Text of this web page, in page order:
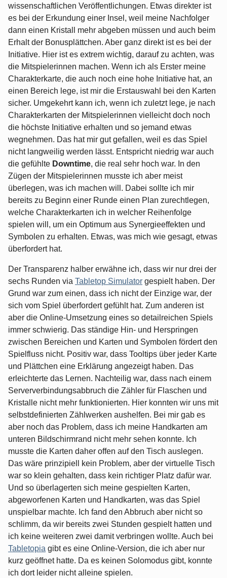
wissenschaftlichen Veröffentlichungen. Etwas direkter ist
es bei der Erkundung einer Insel, weil meine Nachfolger
dann einen Kristall mehr abgeben müssen und auch beim
Erhalt der Bonusplättchen. Aber ganz direkt ist es bei der
Initiative. Hier ist es extrem wichtig, darauf zu achten, was
die Mitspielerinnen machen. Wenn ich als Erster meine
Charakterkarte, die auch noch eine hohe Initiative hat, an
einen Bereich lege, ist mir die Erstauswahl bei den Karten
sicher. Umgekehrt kann ich, wenn ich zuletzt lege, je nach
Charakterkarten der Mitspielerinnen vielleicht doch noch
die höchste Initiative erhalten und so jemand etwas
wegnehmen. Das hat mir gut gefallen, weil es das Spiel
nicht langweilig werden lässt. Entspricht niedrig war auch
die gefühlte Downtime, die real sehr hoch war. In den
Zügen der Mitspielerinnen musste ich aber meist
überlegen, was ich machen will. Dabei sollte ich mir
bereits zu Beginn einer Runde einen Plan zurechtlegen,
welche Charakterkarten ich in welcher Reihenfolge
spielen will, um ein Optimum aus Synergieeffekten und
Symbolen zu erhalten. Etwas, was mich wie gesagt, etwas
überfordert hat.
Der Transparenz halber erwähne ich, dass wir nur drei der
sechs Runden via Tabletop Simulator gespielt haben. Der
Grund war zum einen, dass ich nicht der Einzige war, der
sich vom Spiel überfordert gefühlt hat. Zum anderen ist
aber die Online-Umsetzung eines so detailreichen Spiels
immer schwierig. Das ständige Hin- und Herspringen
zwischen Bereichen und Karten und Symbolen fördert den
Spielfluss nicht. Positiv war, dass Tooltips über jeder Karte
und Plättchen eine Erklärung angezeigt haben. Das
erleichterte das Lernen. Nachteilig war, dass nach einem
Serververbindungsabbruch die Zähler für Flaschen und
Kristalle nicht mehr funktionierten. Hier konnten wir uns mit
selbstdefinierten Zählwerken aushelfen. Bei mir gab es
aber noch das Problem, dass ich meine Handkarten am
unteren Bildschirmrand nicht mehr sehen konnte. Ich
musste die Karten daher offen auf den Tisch auslegen.
Das wäre prinzipiell kein Problem, aber der virtuelle Tisch
war so klein gehalten, dass kein richtiger Platz dafür war.
Und so überlagerten sich meine gespielten Karten,
abgeworfenen Karten und Handkarten, was das Spiel
unspielbar machte. Ich fand den Abbruch aber nicht so
schlimm, da wir bereits zwei Stunden gespielt hatten und
ich keine weiteren zwei damit verbringen wollte. Auch bei
Tabletopia gibt es eine Online-Version, die ich aber nur
kurz geöffnet hatte. Da es keinen Solomodus gibt, konnte
ich dort leider nicht alleine spielen.